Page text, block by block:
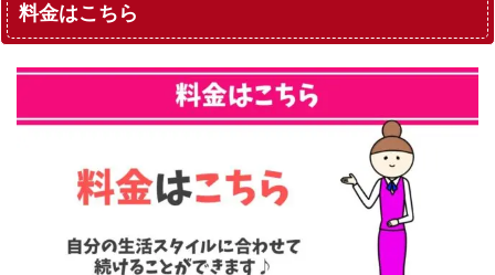
料金はこちら